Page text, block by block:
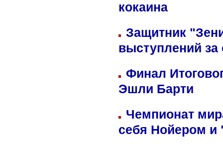
кокаина
Защитник
выступлений
Финал
Эшли Барти
Чемпионат
себя Нойером и